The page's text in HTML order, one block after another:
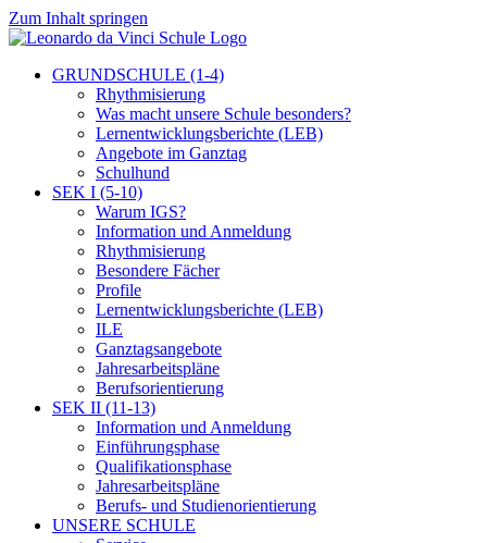
Zum Inhalt springen
GRUNDSCHULE (1-4)
Rhythmisierung
Was macht unsere Schule besonders?
Lernentwicklungsberichte (LEB)
Angebote im Ganztag
Schulhund
SEK I (5-10)
Warum IGS?
Information und Anmeldung
Rhythmisierung
Besondere Fächer
Profile
Lernentwicklungsberichte (LEB)
ILE
Ganztagsangebote
Jahresarbeitspläne
Berufsorientierung
SEK II (11-13)
Information und Anmeldung
Einführungsphase
Qualifikationsphase
Jahresarbeitspläne
Berufs- und Studienorientierung
UNSERE SCHULE